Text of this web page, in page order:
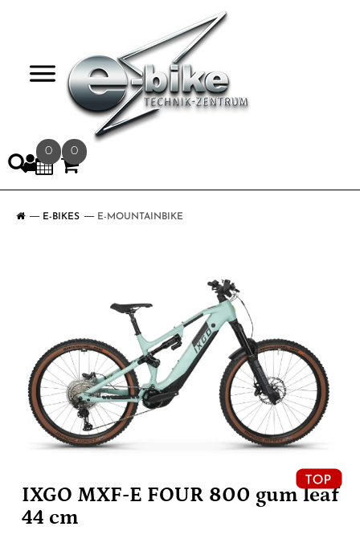
0 0
E-BIKES E-MOUNTAINBIKE
IXGO MXF-E FOUR 800 gum leaf
44 cm